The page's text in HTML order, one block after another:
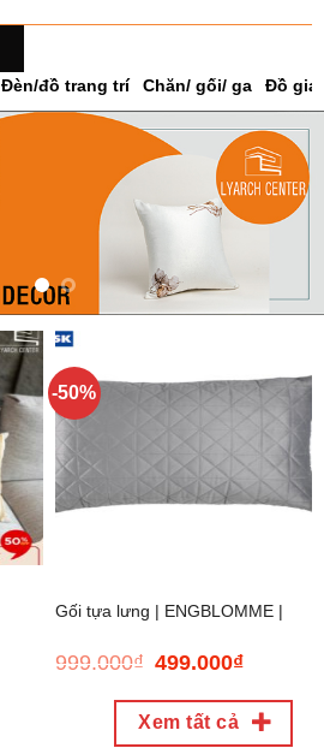
Đèn/đồ trang trí Chăn/ gối/ ga Đồ gia
-50%
Gối tựa lưng | ENGBLOMME |
999.000₫
Giá
là:
999.000₫.
499.000₫Giá
tại
là:
Xem tất cả